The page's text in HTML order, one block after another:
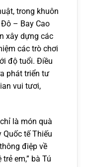
trong khuôn
– Bay Cao
xây dựng các
các trò chơi
độ tuổi. Điều
phát triển tư
vui tươi,
là món quà
tế Thiếu
điệp về
em,” bà Tú